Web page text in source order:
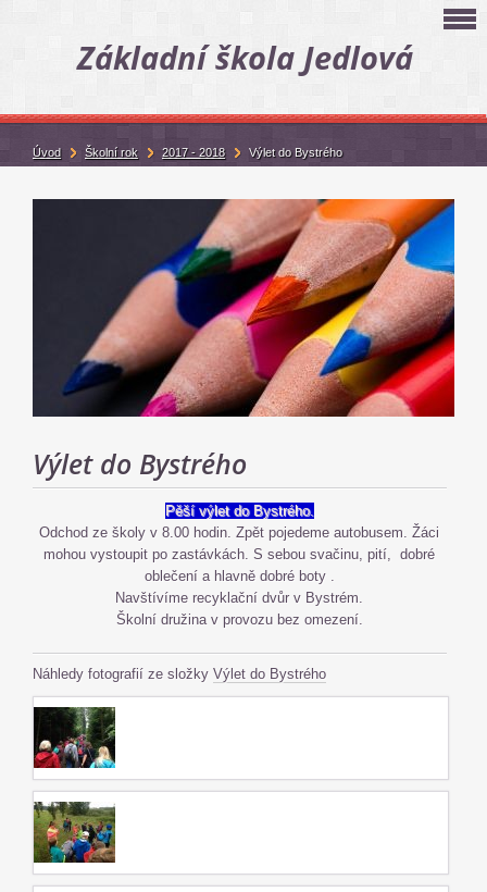
Základní škola Jedlová
Výlet do Bystrého
Pěší výlet do Bystrého.
Odchod ze školy v 8.00 hodin. Zpět pojedeme autobusem. Žáci
mohou vystoupit po zastávkách. S sebou svačinu, pití, dobré
oblečení a hlavně dobré boty .
Navštívíme recyklační dvůr v Bystrém.
Školní družina v provozu bez omezení.
Náhledy fotografií ze složky Výlet do Bystrého
Úvod Školní rok 2017 - 2018 Výlet do Bystrého